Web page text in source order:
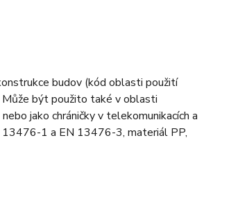
budov (kód oblasti použití
být použito také v oblasti
jako chráničky v telekomunikacích a
13476-1 a EN 13476-3, materiál PP,